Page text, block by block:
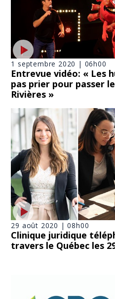
1 septembre 2020 | 06h00
Entrevue vidéo: « Les
pas prier pour passer
Rivières »
29 août 2020 | 08h00
Clinique juridique
travers le Québec les